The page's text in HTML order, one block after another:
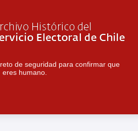
de seguridad para confirmar que
eres humano.